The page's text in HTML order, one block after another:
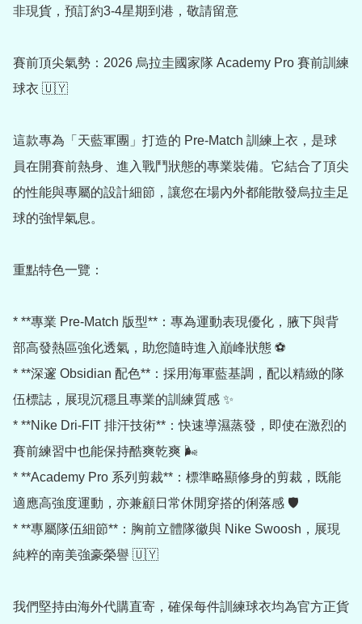
非現貨，預訂約3-4星期到港，敬請留意
賽前頂尖氣勢：2026 烏拉圭國家隊 Academy Pro 賽前訓練
球衣 🇺🇾
這款專為「天藍軍團」打造的 Pre-Match 訓練上衣，是球
員在開賽前熱身、進入戰鬥狀態的專業裝備。它結合了頂尖
的性能與專屬的設計細節，讓您在場內外都能散發烏拉圭足
球的強悍氣息。
重點特色一覽：
* **專業 Pre-Match 版型**：專為運動表現優化，腋下與背
部高發熱區強化透氣，助您隨時進入巔峰狀態 ⚽
* **深邃 Obsidian 配色**：採用海軍藍基調，配以精緻的隊
伍標誌，展現沉穩且專業的訓練質感 ✨
* **Nike Dri-FIT 排汗技術**：快速導濕蒸發，即使在激烈的
賽前練習中也能保持酷爽乾爽 🌬️
* **Academy Pro 系列剪裁**：標準略顯修身的剪裁，既能
適應高強度運動，亦兼顧日常休閒穿搭的俐落感 🛡️
* **專屬隊伍細節**：胸前立體隊徽與 Nike Swoosh，展現
純粹的南美強豪榮譽 🇺🇾
我們堅持由海外代購直寄，確保每件訓練球衣均為官方正貨